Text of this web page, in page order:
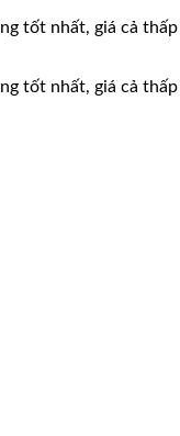
tốt nhất, giá cả
tốt nhất, giá cả